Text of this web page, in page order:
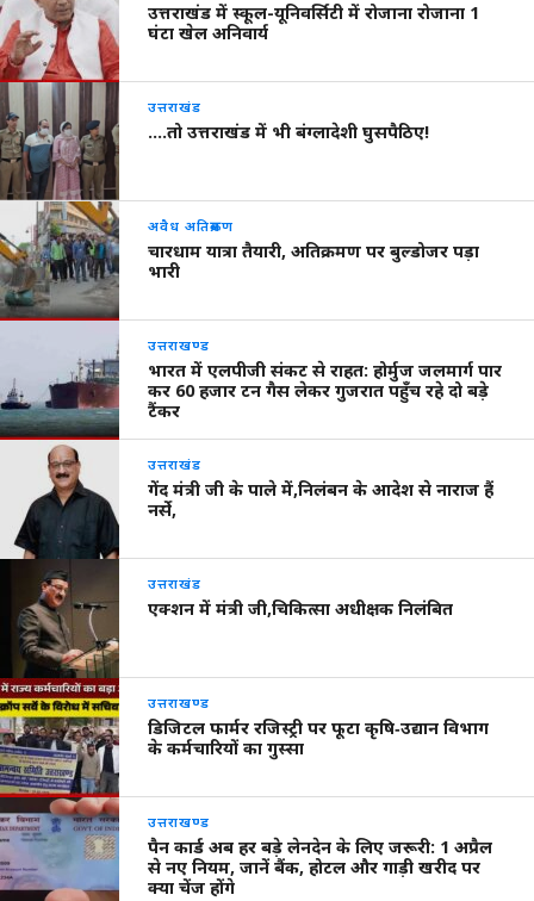
उत्तराखंड में स्कूल-यूनिवर्सिटी में रोजाना रोजाना 1
घंटा खेल अनिवार्य
उत्तराखंड
….तो उत्तराखंड में भी बंग्लादेशी घुसपैठिए!
अवैध अतिक्रमण
चारधाम यात्रा तैयारी, अतिक्रमण पर बुल्डोजर पड़ा
भारी
उत्तराखण्ड
भारत में एलपीजी संकट से राहत: होर्मुज जलमार्ग पार
कर 60 हजार टन गैस लेकर गुजरात पहुँच रहे दो बड़े
टैंकर
उत्तराखंड
गेंद मंत्री जी के पाले में,निलंबन के आदेश से नाराज हैं
नर्से,
उत्तराखंड
एक्शन में मंत्री जी,चिकित्सा अधीक्षक निलंबित
उत्तराखण्ड
डिजिटल फार्मर रजिस्ट्री पर फूटा कृषि‑उद्यान विभाग
के कर्मचारियों का गुस्सा
उत्तराखण्ड
पैन कार्ड अब हर बड़े लेनदेन के लिए जरूरी: 1 अप्रैल
से नए नियम, जानें बैंक, होटल और गाड़ी खरीद पर
क्या चेंज होंगे